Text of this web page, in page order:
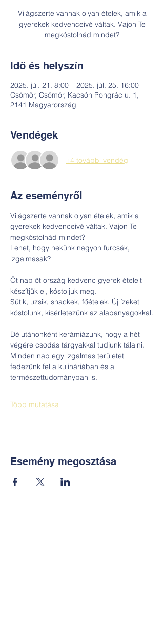
Világszerte vannak olyan ételek, amik a
gyerekek kedvenceivé váltak. Vajon Te
megkóstolnád mindet?
Idő és helyszín
2025. júl. 21. 8:00 – 2025. júl. 25. 16:00
Csömör, Csömör, Kacsóh Pongrác u. 1,
2141 Magyarország
Vendégek
+4 további vendég
Az eseményről
Világszerte vannak olyan ételek, amik a
gyerekek kedvenceivé váltak. Vajon Te
megkóstolnád mindet?
Lehet, hogy nekünk nagyon furcsák,
izgalmasak?
Öt nap öt ország kedvenc gyerek ételeit
készítjük el, kóstoljuk meg.
Sütik, uzsik, snackek, főételek. Új ízeket
kóstolunk, kísérletezünk az alapanyagokkal.
Délutánonként kerámiázunk, hogy a hét
végére csodás tárgyakkal tudjunk tálalni.
Minden nap egy izgalmas területet
fedezünk fel a kulináriában és a
természettudományban is.
Több mutatása
Esemény megosztása